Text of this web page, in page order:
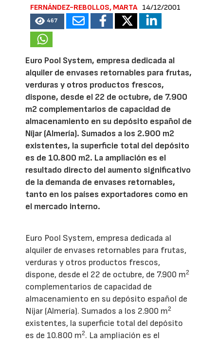
FERNÁNDEZ-REBOLLOS, MARTA 14/12/2001
467
Euro Pool System, empresa dedicada al
alquiler de envases retornables para frutas,
verduras y otros productos frescos,
dispone, desde el 22 de octubre, de 7.900
m2 complementarios de capacidad de
almacenamiento en su depósito español de
Níjar (Almería). Sumados a los 2.900 m2
existentes, la superficie total del depósito
es de 10.800 m2. La ampliación es el
resultado directo del aumento significativo
de la demanda de envases retornables,
tanto en los países exportadores como en
el mercado interno.
Euro Pool System, empresa dedicada al
alquiler de envases retornables para frutas,
verduras y otros productos frescos,
dispone, desde el 22 de octubre, de 7.900 m2
complementarios de capacidad de
almacenamiento en su depósito español de
Níjar (Almería). Sumados a los 2.900 m2
existentes, la superficie total del depósito
es de 10.800 m2. La ampliación es el